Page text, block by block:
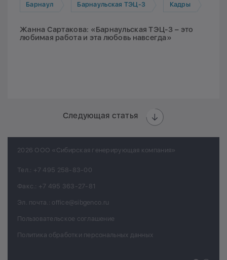
Барнаул Барнаульская ТЭЦ-3 Кадры
Жанна Сартакова: «Барнаульская ТЭЦ-3 – это
любимая работа и эта любовь навсегда»
Следующая статья
2026 ООО «Сибирская генерирующая компания»
Тел.: +7 495 258-83-00
Факс.: +7 495 363-27-81
Эл. почта.: office@sibgenco.ru
Пользовательское соглашение
Политика обработки персональных данных